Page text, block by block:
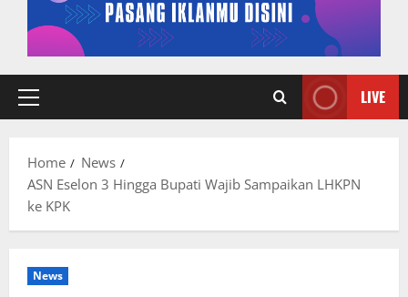
Primary
LIVE
Home
News
ASN Eselon 3 Hingga Bupati Wajib Sampaikan LHKPN
ke KPK
News